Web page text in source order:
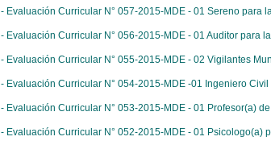
- Evaluación Curricular N° 057-2015-MDE - 01 Sereno para
- Evaluación Curricular N° 056-2015-MDE - 01 Auditor para
- Evaluación Curricular N° 055-2015-MDE - 02 Vigilantes
- Evaluación Curricular N° 054-2015-MDE -01 Ingeniero
- Evaluación Curricular N° 053-2015-MDE - 01 Profesor(a)
- Evaluación Curricular N° 052-2015-MDE - 01 Psicologo(a)